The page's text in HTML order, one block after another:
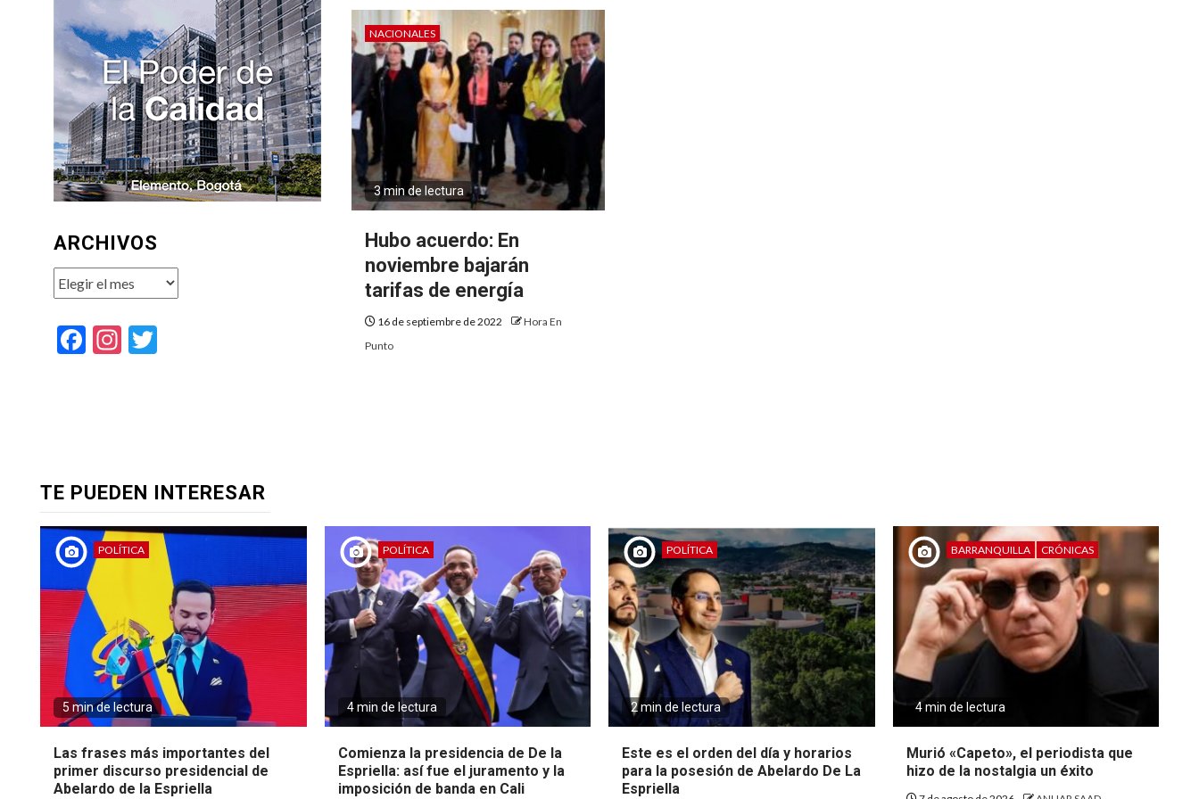
NACIONALES
3 min de lectura
Hubo acuerdo: En
noviembre bajarán
tarifas de energía
16 de septiembre de 2022
Hora En
Punto
ARCHIVOS
Archivos
Facebook
Instagram
TE PUEDEN INTERESAR
POLÍTICA
5 min de lectura
Las frases más importantes del
primer discurso presidencial de
Abelardo de la Espriella
POLÍTICA
4 min de lectura
Comienza la presidencia de De la
Espriella: así fue el juramento y la
imposición de banda en Cali
POLÍTICA
2 min de lectura
Este es el orden del día y horarios
para la posesión de Abelardo De La
Espriella
BARRANQUILLA CRÓNICAS
4 min de lectura
Murió «Capeto», el periodista que
hizo de la nostalgia un éxito